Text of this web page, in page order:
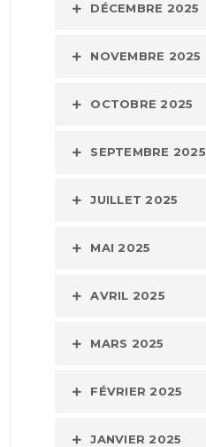
DÉCEMBRE 2025
NOVEMBRE 2025
OCTOBRE 2025
SEPTEMBRE 2025
JUILLET 2025
MAI 2025
AVRIL 2025
MARS 2025
FÉVRIER 2025
JANVIER 2025